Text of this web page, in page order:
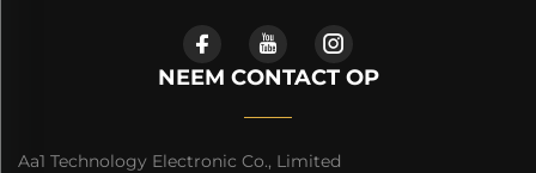
NEEM CONTACT OP
Aa1 Technology Electronic Co., Limited